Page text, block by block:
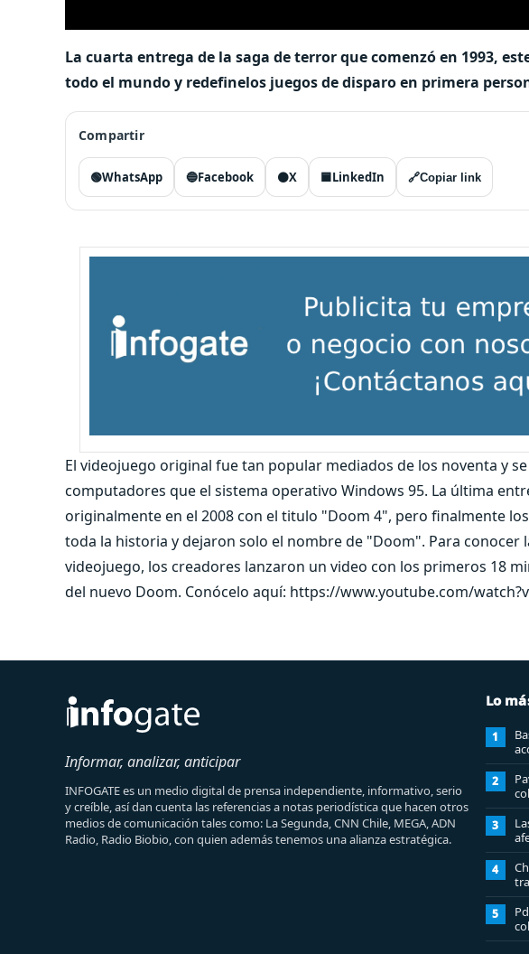
La cuarta entrega de la saga de terror que comenzó en 1993,
todo el mundo y redefinelos juegos de disparo en primera
Compartir
🟢WhatsApp 🔵Facebook ⚫X 🟦LinkedIn 🔗Copiar link
El videojuego original fue tan popular mediados de los noventa y
computadores que el sistema operativo Windows 95. La última
originalmente en el 2008 con el titulo "Doom 4", pero finalmente
toda la historia y dejaron solo el nombre de "Doom". Para conocer
videojuego, los creadores lanzaron un video con los primeros 18
del nuevo Doom. Conócelo aquí: https://www.youtube.com/
Informar, analizar, anticipar
INFOGATE es un medio digital de prensa independiente, informativo, serio
y creíble, así dan cuenta las referencias a notas periodística que hacen otros
medios de comunicación tales como: La Segunda, CNN Chile, MEGA, ADN
Radio, Radio Biobio, con quien además tenemos una alianza estratégica.
Lo
1
2
3
4
5